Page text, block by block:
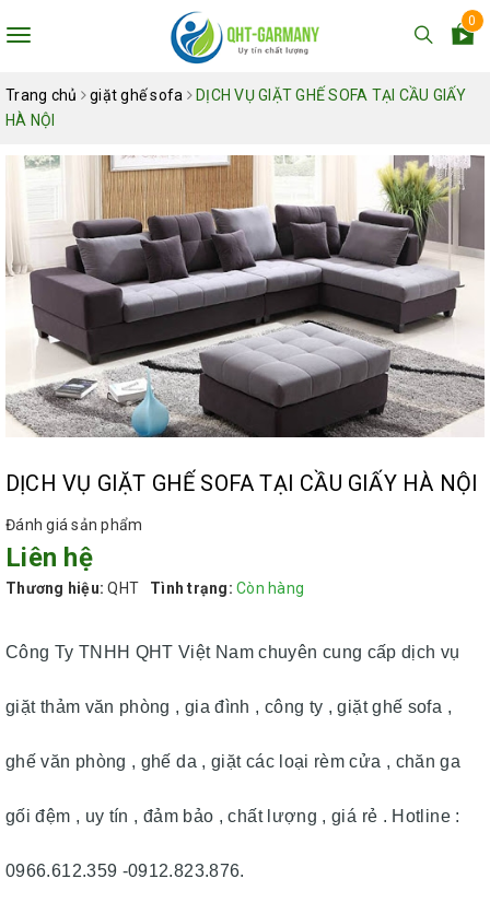
Toggle
0
Trang chủ giặt ghế sofa
DỊCH VỤ GIẶT GHẾ SOFA TẠI CẦU GIẤY
HÀ NỘI
DỊCH VỤ GIẶT GHẾ SOFA TẠI CẦU GIẤY HÀ NỘI
Đánh giá sản phẩm
Liên hệ
Thương hiệu: QHT Tình trạng: Còn hàng
Công Ty TNHH QHT Việt Nam chuyên cung cấp dịch vụ
giặt thảm văn phòng , gia đình , công ty , giặt ghế sofa ,
ghế văn phòng , ghế da , giặt các loại rèm cửa , chăn ga
gối đệm , uy tín , đảm bảo , chất lượng , giá rẻ . Hotline :
0966.612.359 -0912.823.876.